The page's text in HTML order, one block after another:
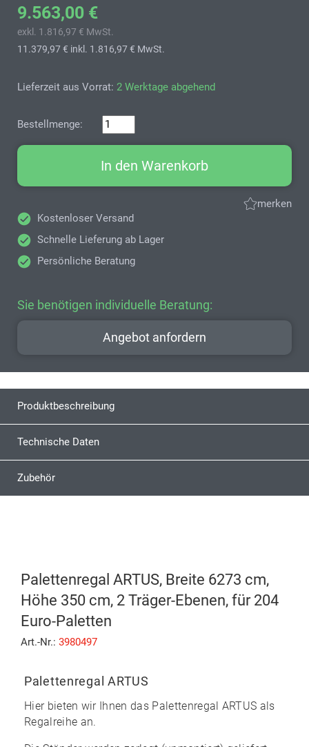
9.563,00 €
exkl. 1.816,97 € MwSt.
11.379,97 € inkl. 1.816,97 € MwSt.
Lieferzeit aus Vorrat: 2 Werktage abgehend
Bestellmenge:
In den Warenkorb
merken
Kostenloser Versand
Schnelle Lieferung ab Lager
Persönliche Beratung
Sie benötigen individuelle Beratung:
Angebot anfordern
Produktbeschreibung
Technische Daten
Zubehör
Palettenregal ARTUS, Breite 6273 cm,
Höhe 350 cm, 2 Träger-Ebenen, für 204
Euro-Paletten
Art.-Nr.: 3980497
Palettenregal ARTUS
Hier bieten wir Ihnen das Palettenregal ARTUS als
Regalreihe an.